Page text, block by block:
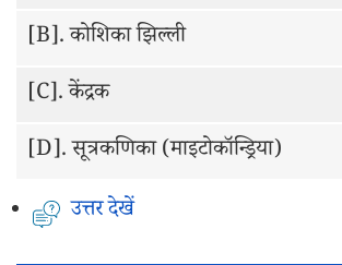
[B].कोशिका झिल्ली
[C].केंद्रक
[D].सूत्रकणिका (माइटोकॉन्ड्रिया)
उत्तर देखें